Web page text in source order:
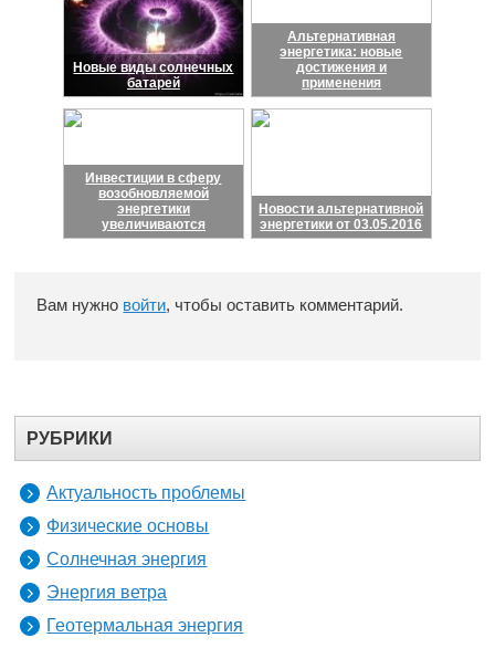
Новые виды солнечных
батарей
Альтернативная
энергетика: новые
достижения и
применения
Инвестиции в сферу
возобновляемой
энергетики
увеличиваются
Новости альтернативной
энергетики от 03.05.2016
Вам нужно войти, чтобы оставить комментарий.
РУБРИКИ
Актуальность проблемы
Физические основы
Солнечная энергия
Энергия ветра
Геотермальная энергия